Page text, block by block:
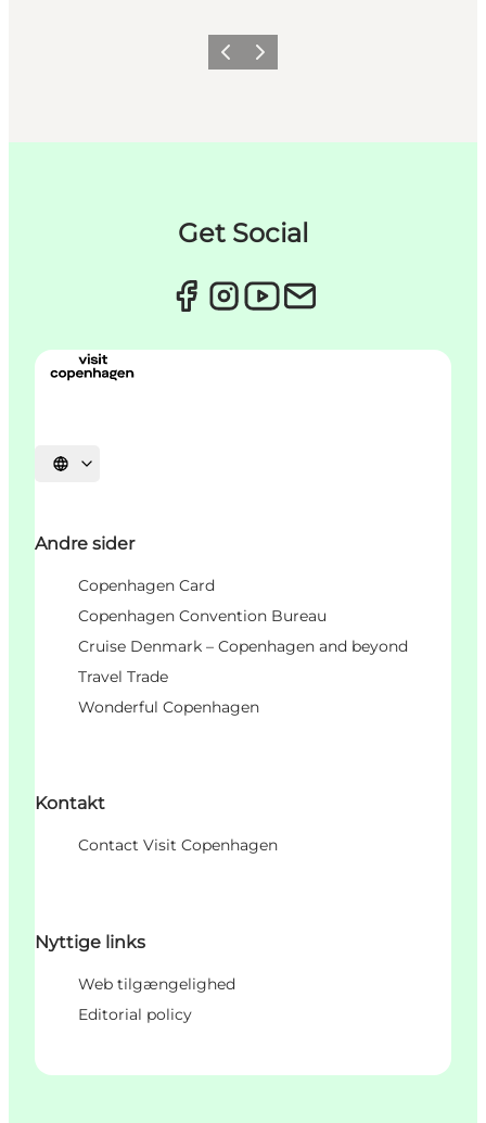
ForrigeNæste
Get Social
Vælg sprog
Andre sider
Copenhagen Card
Copenhagen Convention Bureau
Cruise Denmark – Copenhagen and beyond
Travel Trade
Wonderful Copenhagen
Kontakt
Contact Visit Copenhagen
Nyttige links
Web tilgængelighed
Editorial policy